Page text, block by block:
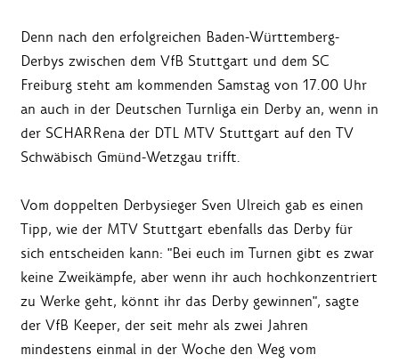
Denn nach den erfolgreichen Baden-Württemberg-
Derbys zwischen dem VfB Stuttgart und dem SC
Freiburg steht am kommenden Samstag von 17.00 Uhr
an auch in der Deutschen Turnliga ein Derby an, wenn in
der SCHARRena der DTL MTV Stuttgart auf den TV
Schwäbisch Gmünd-Wetzgau trifft.
Vom doppelten Derbysieger Sven Ulreich gab es einen
Tipp, wie der MTV Stuttgart ebenfalls das Derby für
sich entscheiden kann: "Bei euch im Turnen gibt es zwar
keine Zweikämpfe, aber wenn ihr auch hochkonzentriert
zu Werke geht, könnt ihr das Derby gewinnen", sagte
der VfB Keeper, der seit mehr als zwei Jahren
mindestens einmal in der Woche den Weg vom